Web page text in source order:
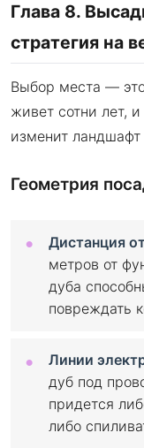
Глава 8.
стратегия на
Выбор места —
живет сотни лет,
изменит
Геометрия
Дистанция
метров от
дуба
повреждать
Линии
дуб под
придется
либо